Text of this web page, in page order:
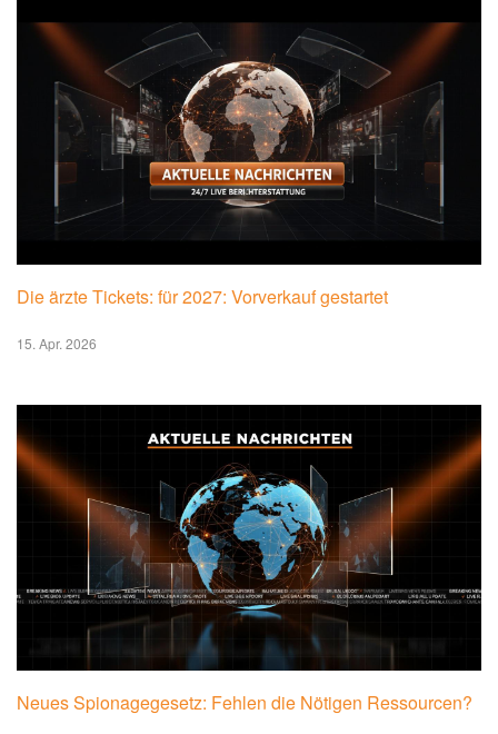
Die ärzte Tickets: für 2027: Vorverkauf gestartet
15. Apr. 2026
Neues Spionagegesetz: Fehlen die Nötigen Ressourcen?